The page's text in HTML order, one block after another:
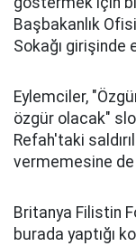
Başbakanlık
Sokağı girişinde
Eylemciler,
özgür olacak"
Refah'taki
vermemesine
Britanya Filistin
burada yaptığı